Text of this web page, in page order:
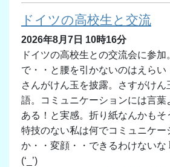
ドイツの高校生と交流
2026年8月7日 10時16分
ドイツの高校生との交流会に参
で・・と腰を引かないのはえらい
さんがけん玉を披露。さすがけん
語。コミュニケーションには言葉
ある！と実感。折り紙なんかもそ
特技のない私は何でコミュニケー
か・・変顔・・できるわけないな
(‘_’)